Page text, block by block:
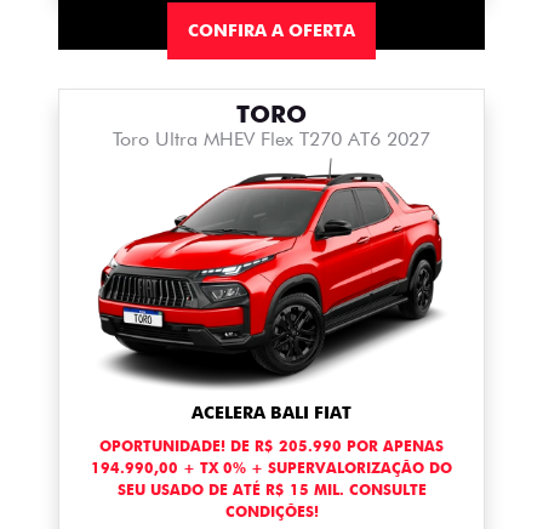
CONFIRA A OFERTA
TORO
Toro Ultra MHEV Flex T270 AT6 2027
ACELERA BALI FIAT
OPORTUNIDADE! DE R$ 205.990 POR APENAS
194.990,00 + TX 0% + SUPERVALORIZAÇÃO DO
SEU USADO DE ATÉ R$ 15 MIL. CONSULTE
CONDIÇÕES!